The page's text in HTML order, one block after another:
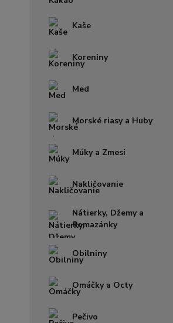
Kaše
Koreniny
Med
Morské riasy a Huby
Múky a Zmesi
Nakličovanie
Nátierky, Džemy a
Pomazánky
Obilniny
Omáčky a Octy
Pečivo